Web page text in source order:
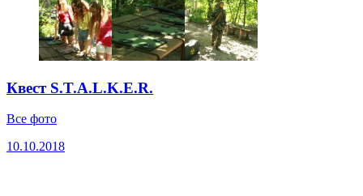
Квест S.T.A.L.K.E.R.
Все фото
10.10.2018